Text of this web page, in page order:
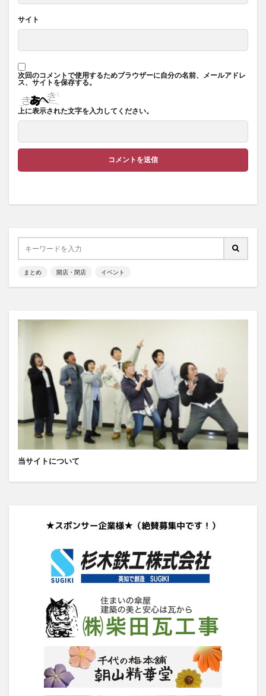
サイト
次回のコメントで使用するためブラウザーに自分の名前、メールアドレ
ス、サイトを保存する。
上に表示された文字を入力してください。
まとめ 開店・閉店 イベント
当サイトについて